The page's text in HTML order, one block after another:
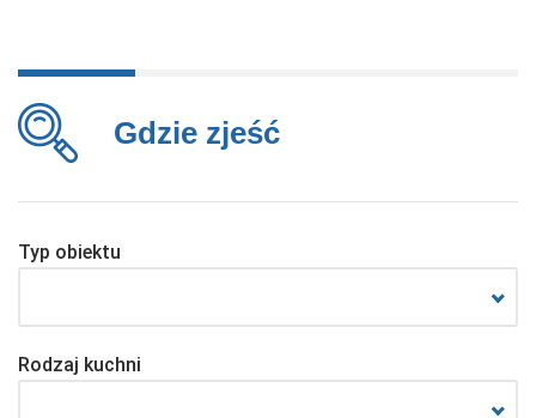
Gdzie zjeść
Typ obiektu
Rodzaj kuchni